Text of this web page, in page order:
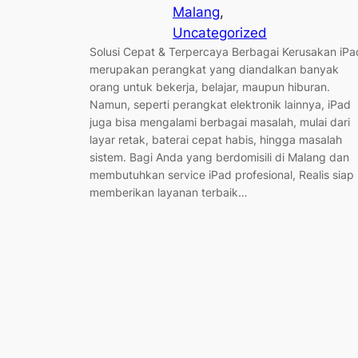
Malang
Uncategorized
Solusi Cepat & Terpercaya Berbagai Kerusakan
merupakan perangkat yang diandalkan banyak
orang untuk bekerja, belajar, maupun hiburan.
Namun, seperti perangkat elektronik lainnya, iPad
juga bisa mengalami berbagai masalah, mulai dari
layar retak, baterai cepat habis, hingga masalah
sistem. Bagi Anda yang berdomisili di Malang dan
membutuhkan service iPad profesional, Realis siap
memberikan layanan terbaik…